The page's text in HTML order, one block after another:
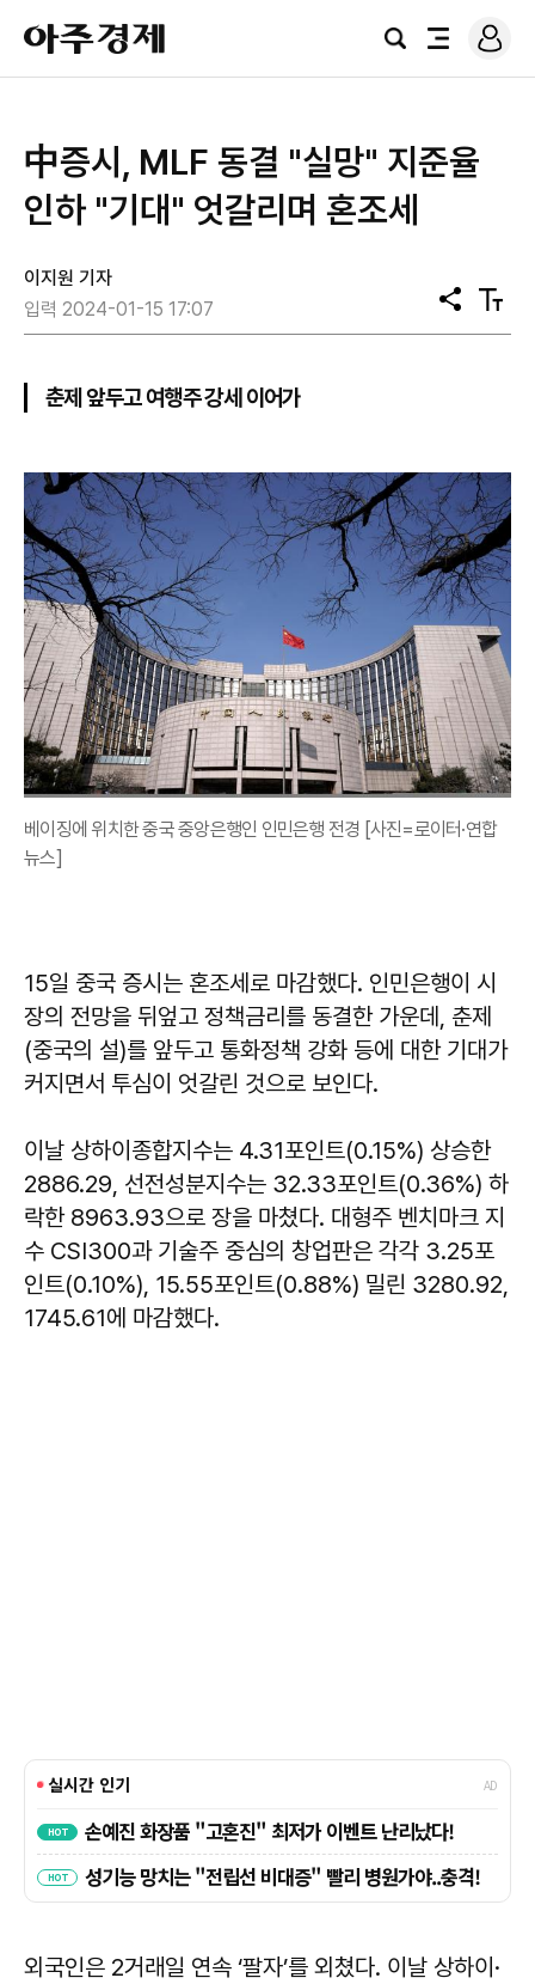
아
주
경
검
전
로
그
中증시, MLF 동결 "실망" 지준율
인하 "기대" 엇갈리며 혼조세
이지원 기자
입력 2024-01-15 17:07
공
유
텍
스
춘제 앞두고 여행주 강세 이어가
베이징에 위치한 중국 중앙은행인 인민은행 전경 [사진=로이터·연합
뉴스]
15일 중국 증시는 혼조세로 마감했다. 인민은행이 시
장의 전망을 뒤엎고 정책금리를 동결한 가운데, 춘제
(중국의 설)를 앞두고 통화정책 강화 등에 대한 기대가
커지면서 투심이 엇갈린 것으로 보인다.
이날 상하이종합지수는 4.31포인트(0.15%) 상승한
2886.29, 선전성분지수는 32.33포인트(0.36%) 하
락한 8963.93으로 장을 마쳤다. 대형주 벤치마크 지
수 CSI300과 기술주 중심의 창업판은 각각 3.25포
인트(0.10%), 15.55포인트(0.88%) 밀린 3280.92,
1745.61에 마감했다.
외국인은 2거래일 연속 ‘팔자’를 외쳤다. 이날 상하이·